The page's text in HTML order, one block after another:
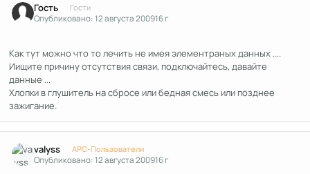
Гость Гости
Опубликовано:12 августа 200916 г
Как тут можно что то лечить не имея элементраных данных ....
Иищите причину отсутствия связи, подключайтесь, давайте
данные ...
Хлопки в глушитель на сбросе или бедная смесь или позднее
зажигание.
valyss APC-Пользователи
Опубликовано:12 августа 200916 г